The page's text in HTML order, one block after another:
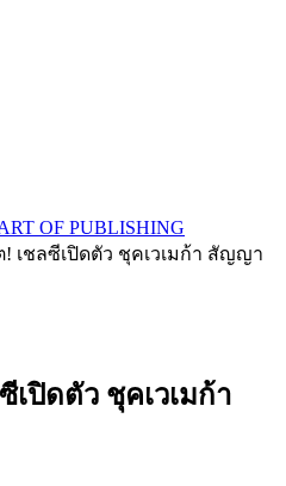
OF PUBLISHING
เชลซีเปิดตัว ชุคเวเมก้า สัญญา
ปิดตัว ชุคเวเมก้า